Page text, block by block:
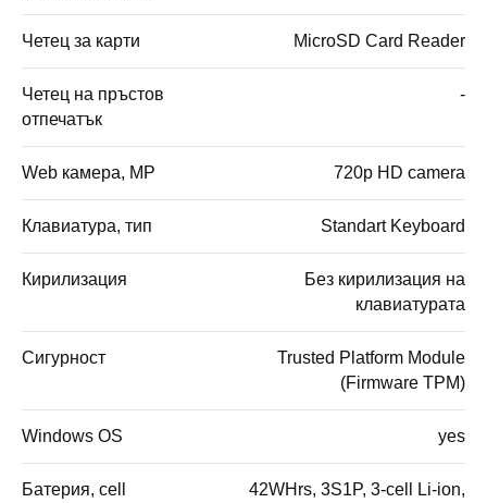
Четец за карти MicroSD Card Reader
Четец на пръстов
отпечатък
-
Web камера, MP 720p HD camera
Клавиатура, тип Standart Keyboard
Кирилизация
Без кирилизация на
клавиатурата
Сигурност
Trusted Platform Module
(Firmware TPM)
Windows OS yes
Батерия, cell
42WHrs, 3S1P, 3-cell Li-ion,